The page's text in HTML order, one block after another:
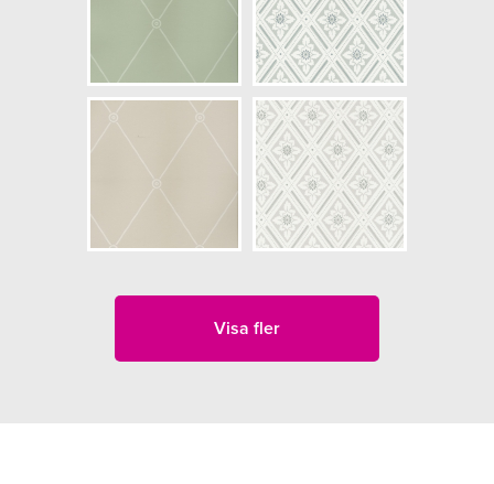
Visa fler